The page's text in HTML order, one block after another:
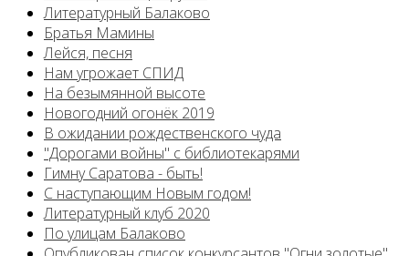
Литературный Балаково
Братья Мамины
Лейся, песня
Нам угрожает СПИД
На безымянной высоте
Новогодний огонёк 2019
В ожидании рождественского чуда
"Дорогами войны" с библиотекарями
Гимну Саратова - быть!
С наступающим Новым годом!
Литературный клуб 2020
По улицам Балаково